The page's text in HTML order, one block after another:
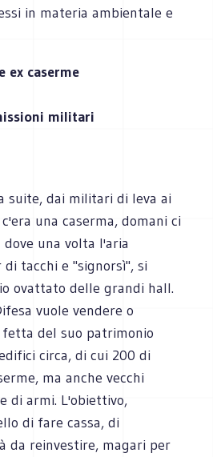
in materia ambientale e
ex caserme
militari
suite, dai militari di leva ai
una caserma, domani ci
una volta l'aria
tacchi e "signorsì", si
ovattato delle grandi hall.
vuole vendere o
del suo patrimonio
circa, di cui 200 di
ma anche vecchi
di armi. L'obiettivo,
di fare cassa, di
da reinvestire, magari per